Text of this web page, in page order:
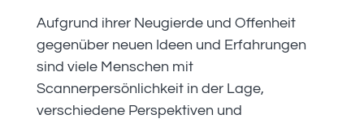
Aufgrund ihrer Neugierde und Offenheit
gegenüber neuen Ideen und Erfahrungen
sind viele Menschen mit
Scannerpersönlichkeit in der Lage,
verschiedene Perspektiven und